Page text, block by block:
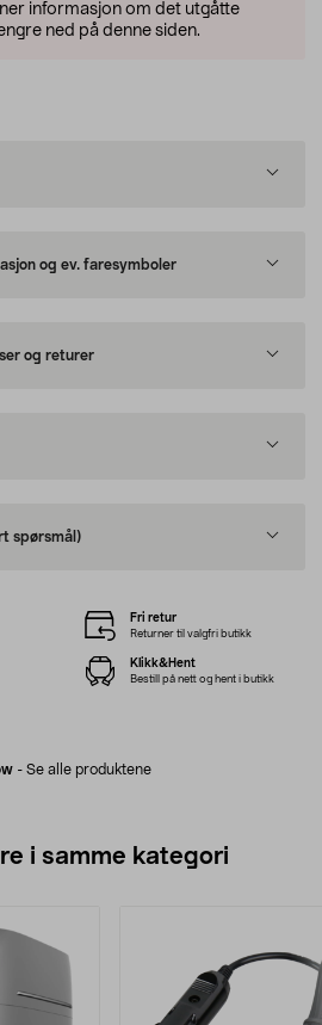
informasjon om det utgåtte
ned på denne siden.
og ev. faresymboler
og returer
spørsmål)
- Se alle produktene
Fri retur
Returner til valgfri butikk
Klikk&Hent
Bestill på nett og hent i butikk
i samme kategori